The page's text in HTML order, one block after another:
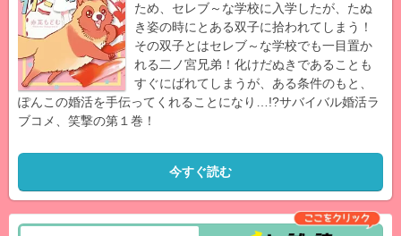
ため、セレブ～な学校に入学したが、たぬ
き姿の時にとある双子に拾われてしまう！
その双子とはセレブ～な学校でも一目置か
れる二ノ宮兄弟！化けだぬきであることも
すぐにばれてしまうが、ある条件のもと、
ぽんこの婚活を手伝ってくれることになり…!?サバイバル婚活ラ
ブコメ、笑撃の第１巻！
今すぐ読む